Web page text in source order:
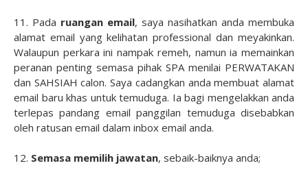
11. Pada ruangan email, saya nasihatkan anda membuka
alamat email yang kelihatan professional dan meyakinkan.
Walaupun perkara ini nampak remeh, namun ia memainkan
peranan penting semasa pihak SPA menilai PERWATAKAN
dan SAHSIAH calon. Saya cadangkan anda membuat alamat
email baru khas untuk temuduga. Ia bagi mengelakkan anda
terlepas pandang email panggilan temuduga disebabkan
oleh ratusan email dalam inbox email anda.
12. Semasa memilih jawatan, sebaik-baiknya anda;